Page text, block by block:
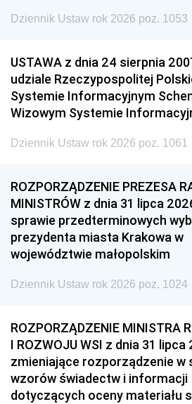
Dziennik Ustaw rok 2026 poz. 1053
USTAWA z dnia 24 sierpnia
udziale Rzeczypospolitej
Systemie Informacyjnym
Wizowym Systemie
Dziennik Ustaw rok 2026 poz. 1061
ROZPORZĄDZENIE PREZESA
MINISTRÓW z dnia 31 lipca
sprawie przedterminowych
prezydenta miasta Krakowa w
województwie małopolskim
Dziennik Ustaw rok 2026 poz. 1024
ROZPORZĄDZENIE MINISTRA
I ROZWOJU WSI z dnia 31 lipca
zmieniające rozporządzenie w
wzorów świadectw i informacji
dotyczących oceny materiału